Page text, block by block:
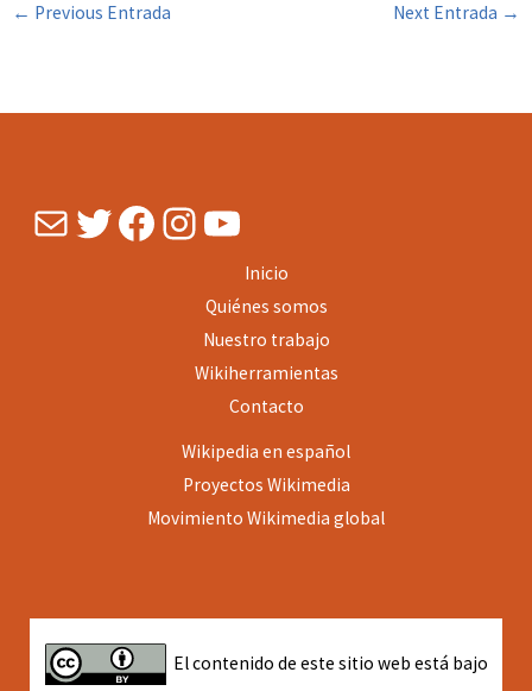
← Previous Entrada Next Entrada →
MailTwitter
Facebook
Instagram
YouTube
Inicio
Quiénes somos
Nuestro trabajo
Wikiherramientas
Contacto
Wikipedia en español
Proyectos Wikimedia
Movimiento Wikimedia global
El contenido de este sitio web está bajo